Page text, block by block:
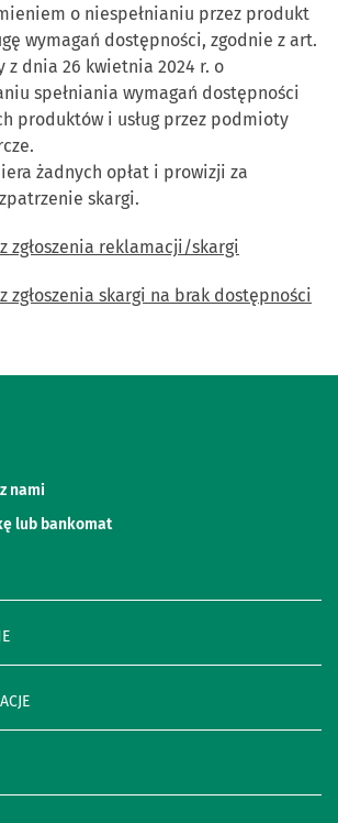
o niespełnianiu przez produkt
wymagań dostępności, zgodnie z art.
z dnia 26 kwietnia 2024 r. o
spełniania wymagań dostępności
produktów i usług przez podmioty
żadnych opłat i prowizji za
skargi.
zgłoszenia reklamacji/skargi
zgłoszenia skargi na brak dostępności
nami
lub bankomat